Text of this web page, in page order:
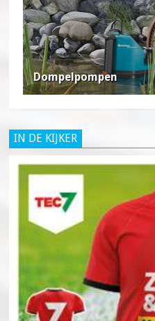
Dompelpompen
IN DE KIJKER